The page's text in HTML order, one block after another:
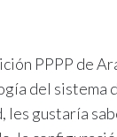
PPPP de
del sistema
gustaría